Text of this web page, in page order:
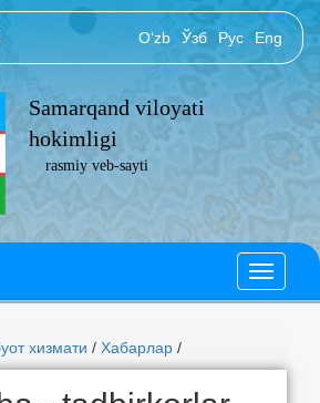
O‘zb Ўзб Рус Eng
Samarqand viloyati
hokimligi
rasmiy veb-sayti
хизмати / Хабарлар /